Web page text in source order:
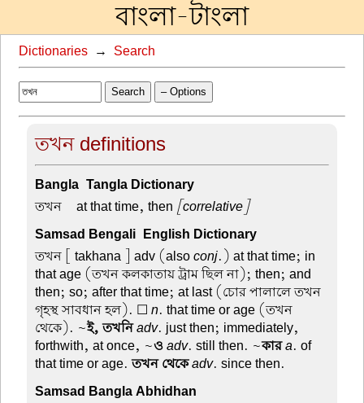
বাংলা-টাংলা
Dictionaries → Search
Search – Options
তখন definitions
Bangla-Tangla Dictionary
তখন –at that time, then [correlative]
Samsad Bengali-English Dictionary
তখন [ takhana ] adv (alsoconj.) at that time; in
that age (তখন কলকাতায় ট্রাম ছিল না); then; and
then; so; after that time; at last (চোর পালালে তখন
গৃহস্থ সাবধান হল). ☐n. that time or age (তখন
থেকে). ~ই, তখনিadv. just then; immediately,
forthwith, at once, ~ওadv. still then. ~কারa. of
that time or age.তখন থেকেadv. since then.
Samsad Bangla Abhidhan